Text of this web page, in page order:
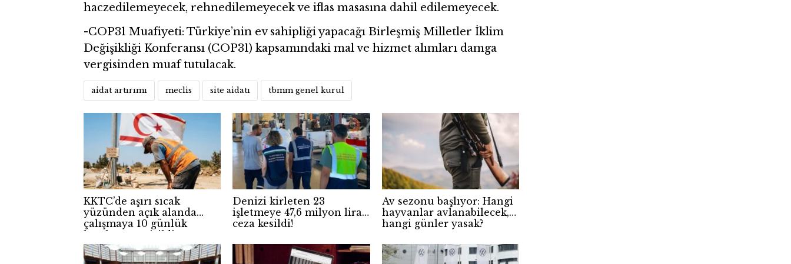
haczedilemeyecek, rehnedilemeyecek ve iflas masasına dahil edilemeyecek.
-COP31 Muafiyeti: Türkiye’nin ev sahipliği yapacağı Birleşmiş Milletler İklim
Değişikliği Konferansı (COP31) kapsamındaki mal ve hizmet alımları damga
vergisinden muaf tutulacak.
aidat artırımı meclis site aidatı tbmm genel kurul
KKTC’de aşırı sıcak
yüzünden açık alanda
çalışmaya 10 günlük
kısıtlama getirildi
Denizi kirleten 23
işletmeye 47,6 milyon lira
ceza kesildi!
Av sezonu başlıyor: Hangi
hayvanlar avlanabilecek,
hangi günler yasak?